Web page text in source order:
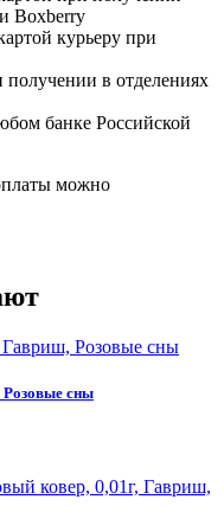
Boxberry
курьеру при
в отделениях
банке Российской
можно
сны